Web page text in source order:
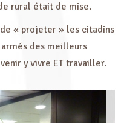
rural était de mise.
« projeter » les citadins
des meilleurs
y vivre ET travailler.